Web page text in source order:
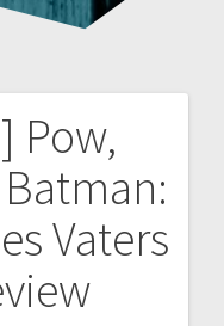
Pow,
Vaters